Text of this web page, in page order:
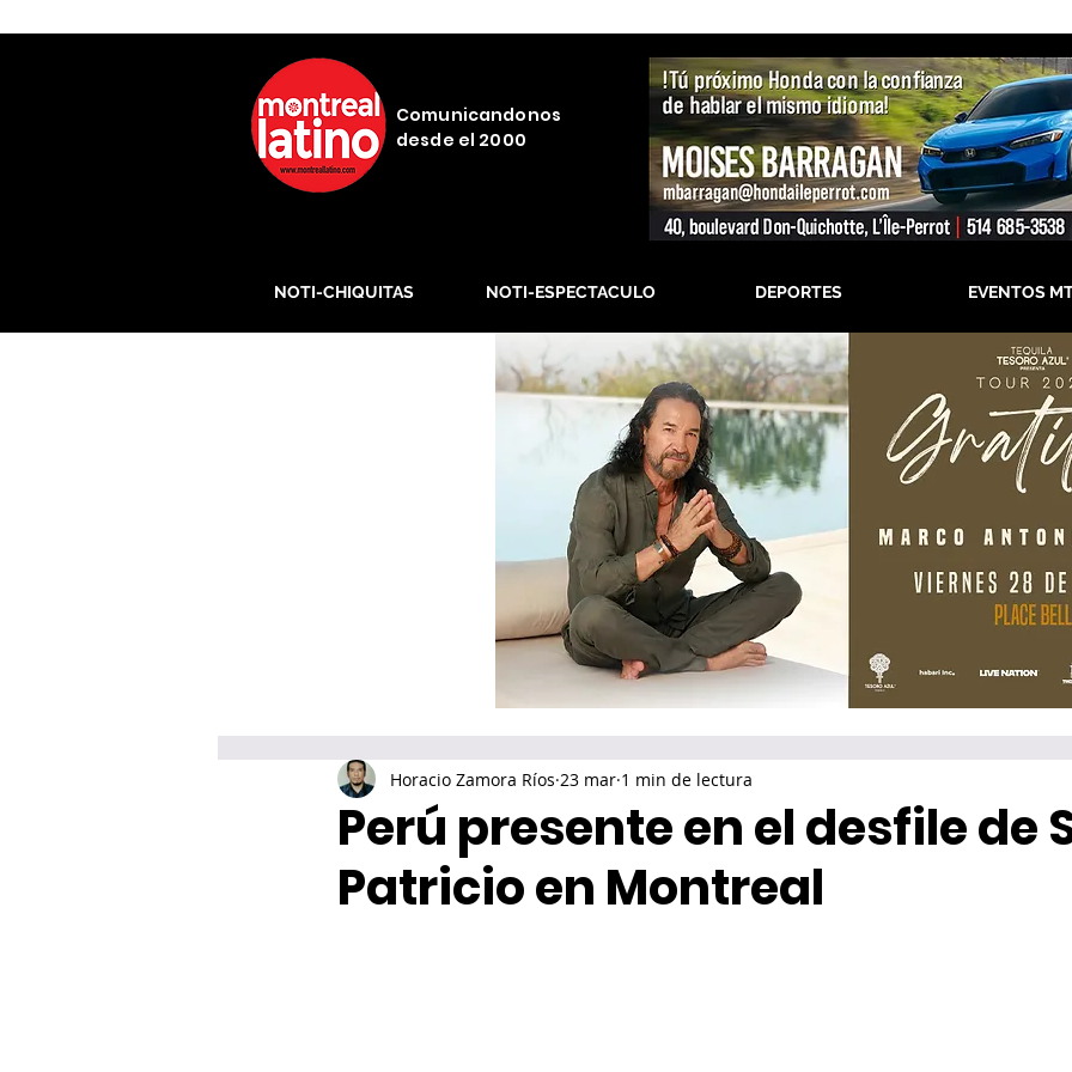
Comunicandonos
desde el 2000
NOTI-CHIQUITAS NOTI-ESPECTACULO DEPORTES EVENTOS
Perú presente en el desfile de
Patricio en Montreal
Horacio Zamora Ríos 23 mar 1 min de lectura